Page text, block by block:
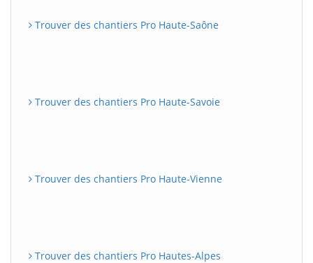
Trouver des chantiers Pro Haute-Saône
Trouver des chantiers Pro Haute-Savoie
Trouver des chantiers Pro Haute-Vienne
Trouver des chantiers Pro Hautes-Alpes